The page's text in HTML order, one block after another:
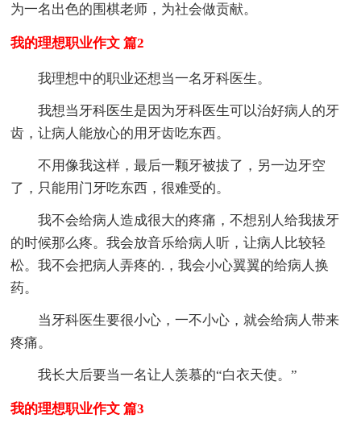
为一名出色的围棋老师，为社会做贡献。
我的理想职业作文 篇2
我理想中的职业还想当一名牙科医生。
我想当牙科医生是因为牙科医生可以治好病人的牙
齿，让病人能放心的用牙齿吃东西。
不用像我这样，最后一颗牙被拔了，另一边牙空
了，只能用门牙吃东西，很难受的。
我不会给病人造成很大的疼痛，不想别人给我拔牙
的时候那么疼。我会放音乐给病人听，让病人比较轻
松。我不会把病人弄疼的.，我会小心翼翼的给病人换
药。
当牙科医生要很小心，一不小心，就会给病人带来
疼痛。
我长大后要当一名让人羡慕的“白衣天使。”
我的理想职业作文 篇3